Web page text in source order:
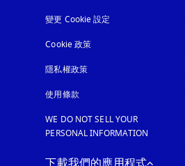
變更 Cookie 設定
Cookie 政策
隱私權政策以新標籤頁開啟
使用條款
WE DO NOT SELL YOUR
PERSONAL INFORMATION